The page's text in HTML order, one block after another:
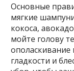
Основные
мягкие
кокоса,
мойте голову
гладкости и